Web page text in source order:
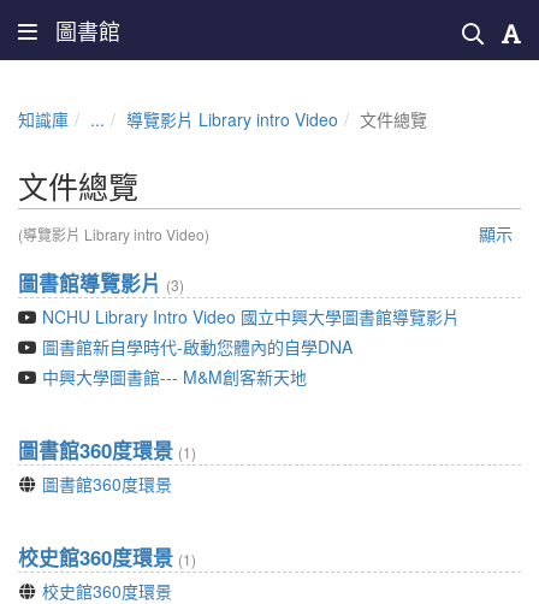
圖書館
知識庫 ... 導覽影片 Library intro Video 文件總覽
文件總覽
(導覽影片 Library intro Video) 顯示
圖書館導覽影片 (3)
NCHU Library Intro Video 國立中興大學圖書館導覽影片
圖書館新自學時代-啟動您體內的自學DNA
中興大學圖書館--- M&M創客新天地
圖書館360度環景 (1)
圖書館360度環景
校史館360度環景 (1)
校史館360度環景